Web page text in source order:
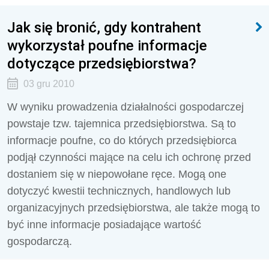
Jak się bronić, gdy kontrahent
wykorzystał poufne informacje
dotyczące przedsiębiorstwa?
03 gru 2010
W wyniku prowadzenia działalności gospodarczej
powstaje tzw. tajemnica przedsiębiorstwa. Są to
informacje poufne, co do których przedsiębiorca
podjął czynności mające na celu ich ochronę przed
dostaniem się w niepowołane ręce. Mogą one
dotyczyć kwestii technicznych, handlowych lub
organizacyjnych przedsiębiorstwa, ale także mogą to
być inne informacje posiadające wartość
gospodarczą.